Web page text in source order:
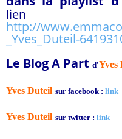
http://
_Yves_Duteil-
Le Blog A Part d'Yves
Yves Duteil sur facebook : link
Yves Duteil sur twitter : link